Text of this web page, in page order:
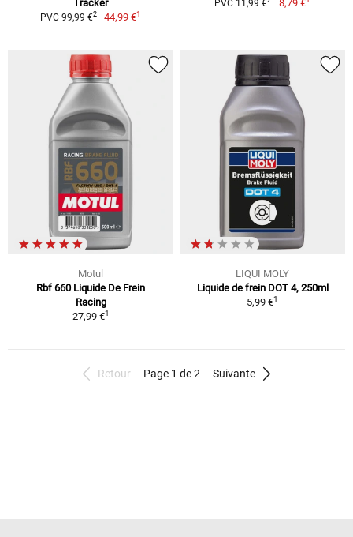
Tracker
PVC 99,99 €2 44,99 €1
PVC 11,99 € 8,79 €
Motul
Rbf 660 Liquide De Frein
Racing
27,99 €1
LIQUI MOLY
Liquide de frein DOT 4, 250ml
5,99 €1
Retour Page 1 de 2 Suivante